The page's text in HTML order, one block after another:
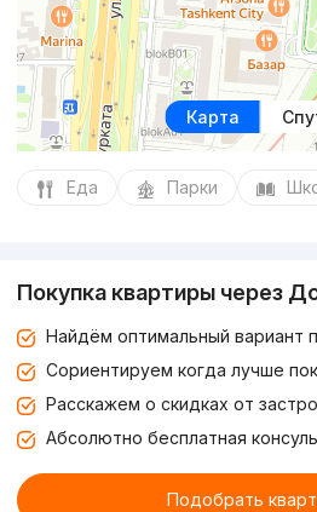
Карта
Еда Парки
Покупка квартиры через
Найдём оптимальный вариант
Сориентируем когда лучше
Расскажем о скидках от
Абсолютно бесплатная
Подобрать